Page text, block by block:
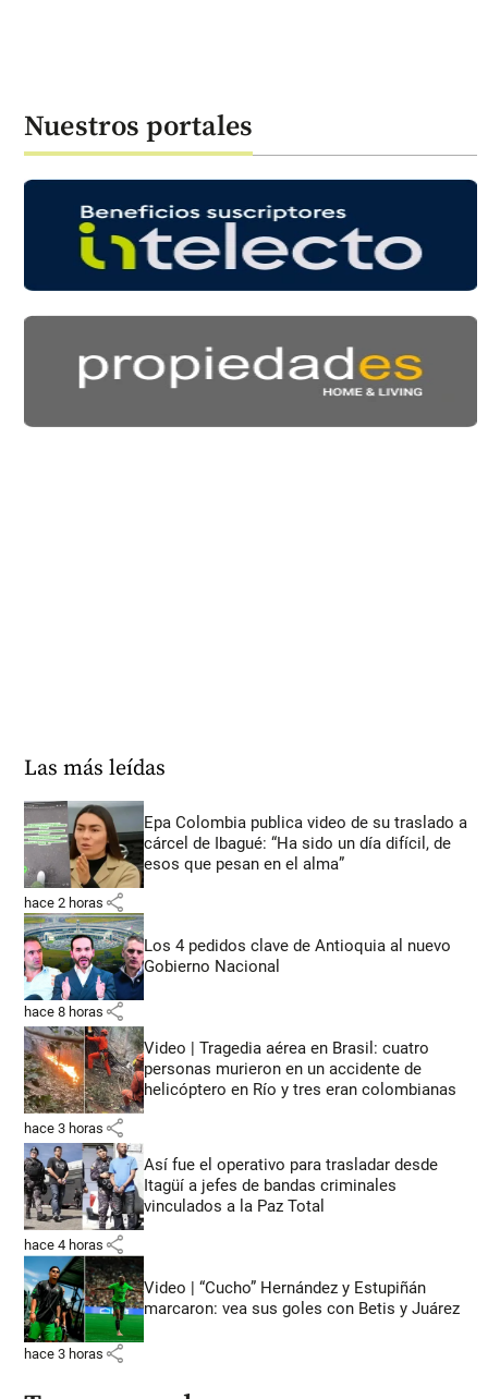
Nuestros portales
Las más leídas
Epa Colombia publica video de su traslado a
cárcel de Ibagué: “Ha sido un día difícil, de
esos que pesan en el alma”
hace 2 horas share
Los 4 pedidos clave de Antioquia al nuevo
Gobierno Nacional
hace 8 horas share
Video | Tragedia aérea en Brasil: cuatro
personas murieron en un accidente de
helicóptero en Río y tres eran colombianas
hace 3 horas share
Así fue el operativo para trasladar desde
Itagüí a jefes de bandas criminales
vinculados a la Paz Total
hace 4 horas share
Video | “Cucho” Hernández y Estupiñán
marcaron: vea sus goles con Betis y Juárez
hace 3 horas share